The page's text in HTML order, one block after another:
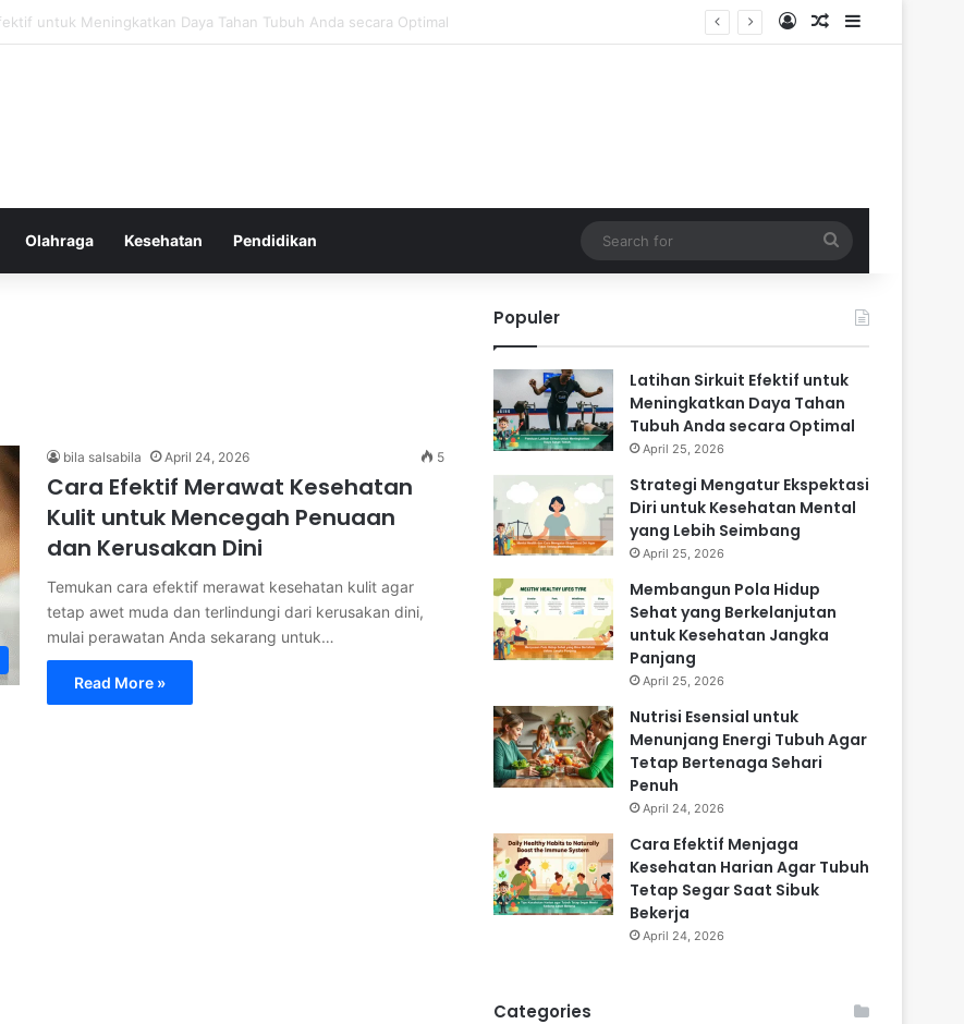
Ekspektasi Diri untuk Kesehatan Mental yang Lebih Seimbang Log InRandom Article
Sidebar
Olahraga Kesehatan Pendidikan
for
bila salsabila April 24, 2026 5
Cara Efektif Merawat Kesehatan
Kulit untuk Mencegah Penuaan
dan Kerusakan Dini
Temukan cara efektif merawat kesehatan kulit agar
tetap awet muda dan terlindungi dari kerusakan dini,
mulai perawatan Anda sekarang untuk…
Read More »
Populer
Latihan Sirkuit Efektif untuk
Meningkatkan Daya Tahan
Tubuh Anda secara Optimal
April 25, 2026
Strategi Mengatur Ekspektasi
Diri untuk Kesehatan Mental
yang Lebih Seimbang
April 25, 2026
Membangun Pola Hidup
Sehat yang Berkelanjutan
untuk Kesehatan Jangka
Panjang
April 25, 2026
Nutrisi Esensial untuk
Menunjang Energi Tubuh Agar
Tetap Bertenaga Sehari
Penuh
April 24, 2026
Cara Efektif Menjaga
Kesehatan Harian Agar Tubuh
Tetap Segar Saat Sibuk
Bekerja
April 24, 2026
Categories